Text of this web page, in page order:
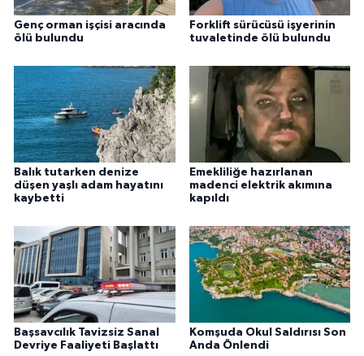
Genç orman işçisi aracında
ölü bulundu
Forklift sürücüsü işyerinin
tuvaletinde ölü bulundu
Balık tutarken denize
düşen yaşlı adam hayatını
kaybetti
Emekliliğe hazırlanan
madenci elektrik akımına
kapıldı
Başsavcılık Tavizsiz Sanal
Devriye Faaliyeti Başlattı
Komşuda Okul Saldırısı Son
Anda Önlendi